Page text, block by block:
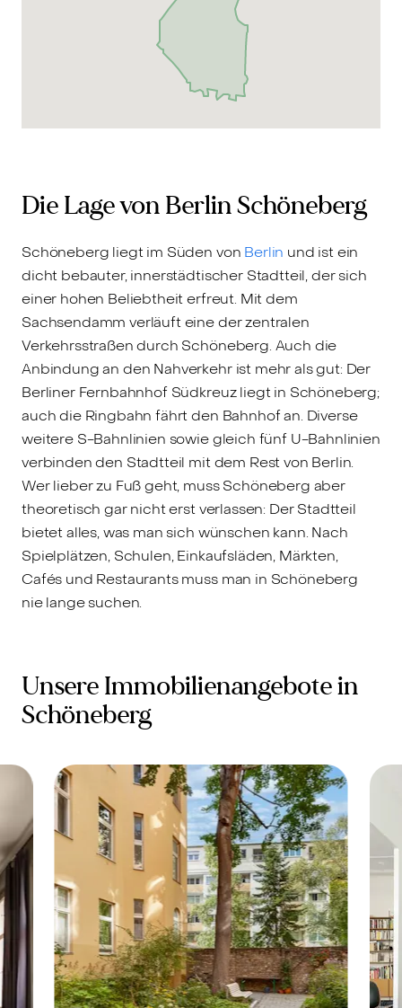
Die Lage von Berlin Schöneberg
Schöneberg liegt im Süden von Berlin und ist ein
dicht bebauter, innerstädtischer Stadtteil, der sich
einer hohen Beliebtheit erfreut. Mit dem
Sachsendamm verläuft eine der zentralen
Verkehrsstraßen durch Schöneberg. Auch die
Anbindung an den Nahverkehr ist mehr als gut: Der
Berliner Fernbahnhof Südkreuz liegt in Schöneberg;
auch die Ringbahn fährt den Bahnhof an. Diverse
weitere S-Bahnlinien sowie gleich fünf U-Bahnlinien
verbinden den Stadtteil mit dem Rest von Berlin.
Wer lieber zu Fuß geht, muss Schöneberg aber
theoretisch gar nicht erst verlassen: Der Stadtteil
bietet alles, was man sich wünschen kann. Nach
Spielplätzen, Schulen, Einkaufsläden, Märkten,
Cafés und Restaurants muss man in Schöneberg
nie lange suchen.
Unsere Immobilienangebote in
Schöneberg